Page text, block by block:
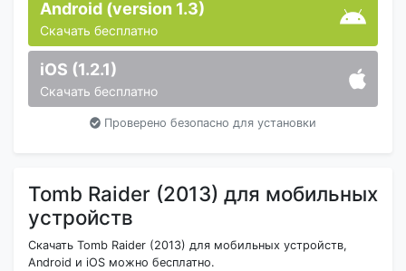
Android (version 1.3)
Скачать бесплатно
iOS (1.2.1)
Скачать бесплатно
Проверено безопасно для установки
Tomb Raider (2013) для мобильных
устройств
Скачать Tomb Raider (2013) для мобильных устройств,
Android и iOS можно бесплатно.